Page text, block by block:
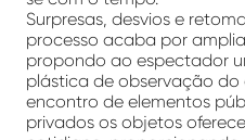
Surpresas, desvios e
processo acaba por
propondo ao espectador
plástica de observação do
encontro de elementos
privados os objetos